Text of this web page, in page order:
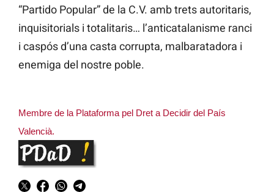
“Partido Popular” de la C.V. amb trets autoritaris,
inquisitorials i totalitaris… l’anticatalanisme ranci
i caspós d’una casta corrupta, malbaratadora i
enemiga del nostre poble.
Membre de la Plataforma pel Dret a Decidir del País
Valencià.